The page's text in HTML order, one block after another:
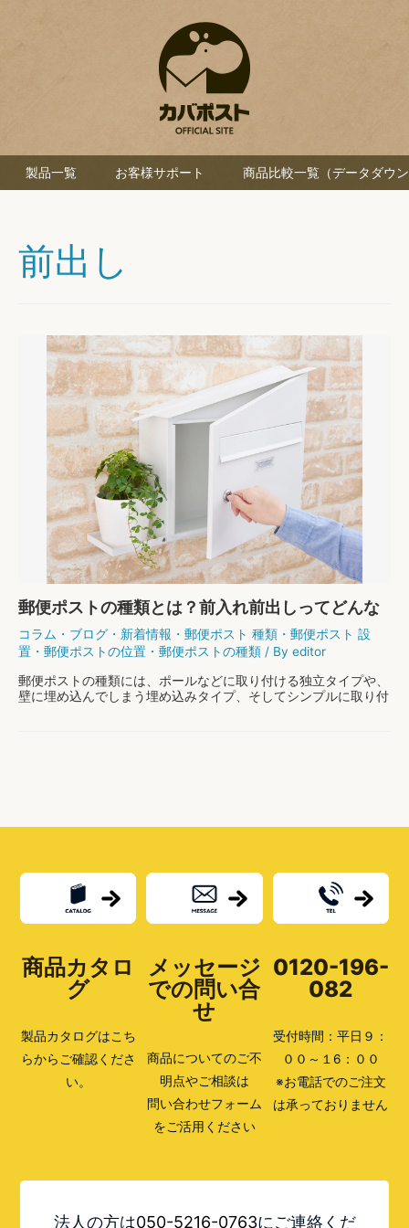
製品一覧 お客様サポート 商品比較一覧（データダウ
前出し
郵便ポストの種類とは？前入れ前出しってどんな
ポスト？
コラム ・ ブログ ・ 新着情報 ・ 郵便ポスト 種類 ・ 郵便ポスト 設
置 ・ 郵便ポストの位置 ・ 郵便ポストの種類 / By editor
郵便ポストの種類には、ポールなどに取り付ける独立タイプや、
壁に埋め込んでしまう埋め込みタイプ、そしてシンプルに取り付
ト
類
前
前
出
ど
ん
商品カタロ
グ
製品カタログはこち
らからご確認くださ
い。
メッセージ
での問い合
せ
商品についてのご不
明点やご相談は
問い合わせフォーム
をご活用ください
0120-196-
082
受付時間：平日９：
００～１6：００
※お電話でのご注文
は承っておりません
法人の方は050-5216-0763にご連絡くだ